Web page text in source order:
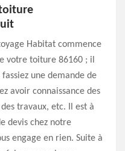
Habitat commence
votre toiture 86160 ; il
une demande de
avoir connaissance des
travaux, etc. Il est à
devis chez notre
engage en rien. Suite à